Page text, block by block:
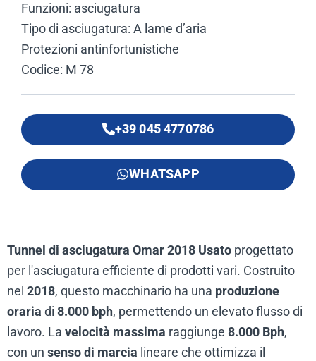
Funzioni: asciugatura
Tipo di asciugatura: A lame d’aria
Protezioni antinfortunistiche
Codice: M 78
+39 045 4770786
WHATSAPP
Tunnel di asciugatura Omar 2018 Usato progettato
per l'asciugatura efficiente di prodotti vari. Costruito
nel 2018, questo macchinario ha una produzione
oraria di 8.000 bph, permettendo un elevato flusso di
lavoro. La velocità massima raggiunge 8.000 Bph,
con un senso di marcia lineare che ottimizza il